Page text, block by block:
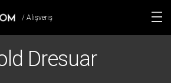
/ Alışveriş
Dresuar